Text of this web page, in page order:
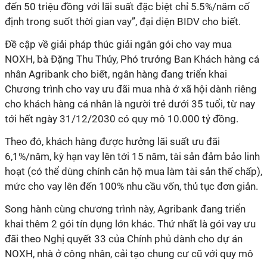
đến 50 triệu đồng với lãi suất đặc biệt chỉ 5.5%/năm cố
định trong suốt thời gian vay”, đại diện BIDV cho biết.
Đề cập về giải pháp thúc giải ngân gói cho vay mua
NOXH, bà Đặng Thu Thủy, Phó trưởng Ban Khách hàng cá
nhân Agribank cho biết, ngân hàng đang triển khai
Chương trình cho vay ưu đãi mua nhà ở xã hội dành riêng
cho khách hàng cá nhân là người trẻ dưới 35 tuổi, từ nay
tới hết ngày 31/12/2030 có quy mô 10.000 tỷ đồng.
Theo đó, khách hàng được hưởng lãi suất ưu đãi
6,1%/năm, kỳ hạn vay lên tới 15 năm, tài sản đảm bảo linh
hoạt (có thể dùng chính căn hộ mua làm tài sản thế chấp),
mức cho vay lên đến 100% nhu cầu vốn, thủ tục đơn giản.
Song hành cùng chương trình này, Agribank đang triển
khai thêm 2 gói tín dụng lớn khác. Thứ nhất là gói vay ưu
đãi theo Nghị quyết 33 của Chính phủ dành cho dự án
NOXH, nhà ở công nhân, cải tạo chung cư cũ với quy mô